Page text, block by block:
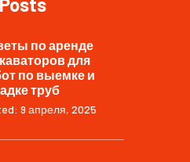
по аренде
для
по выемке и
труб
9 апреля, 2025